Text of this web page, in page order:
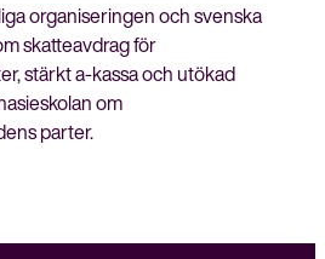
organiseringen och svenska
skatteavdrag för
stärkt a-kassa och utökad
om
parter.